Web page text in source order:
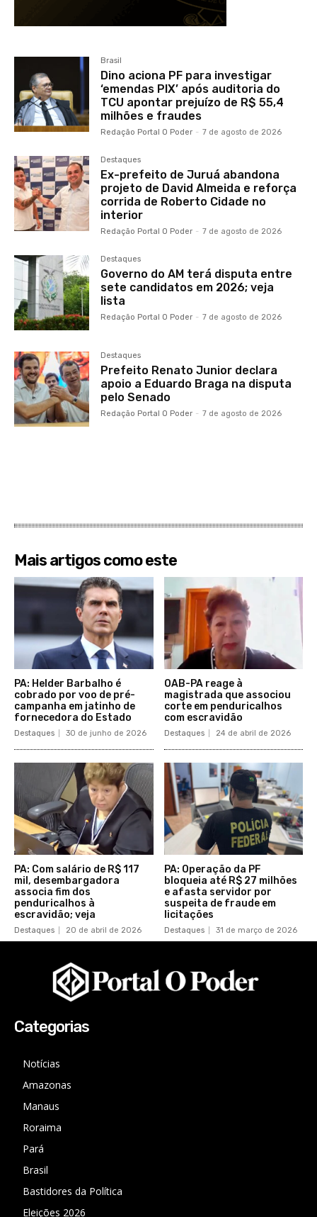
Brasil
Dino aciona PF para investigar
‘emendas PIX’ após auditoria do
TCU apontar prejuízo de R$ 55,4
milhões e fraudes
Redação Portal O Poder - 7 de agosto de 2026
Destaques
Ex-prefeito de Juruá abandona
projeto de David Almeida e reforça
corrida de Roberto Cidade no
interior
Redação Portal O Poder - 7 de agosto de 2026
Destaques
Governo do AM terá disputa entre
sete candidatos em 2026; veja
lista
Redação Portal O Poder - 7 de agosto de 2026
Destaques
Prefeito Renato Junior declara
apoio a Eduardo Braga na disputa
pelo Senado
Redação Portal O Poder - 7 de agosto de 2026
Mais artigos como este
PA: Helder Barbalho é
cobrado por voo de pré-
campanha em jatinho de
fornecedora do Estado
Destaques 30 de junho de 2026
OAB-PA reage à
magistrada que associou
corte em penduricalhos
com escravidão
Destaques 24 de abril de 2026
PA: Com salário de R$ 117
mil, desembargadora
associa fim dos
penduricalhos à
escravidão; veja
Destaques 20 de abril de 2026
PA: Operação da PF
bloqueia até R$ 27 milhões
e afasta servidor por
suspeita de fraude em
licitações
Destaques 31 de março de 2026
Categorias
Notícias
Amazonas
Manaus
Roraima
Pará
Brasil
Bastidores da Política
Eleições 2026